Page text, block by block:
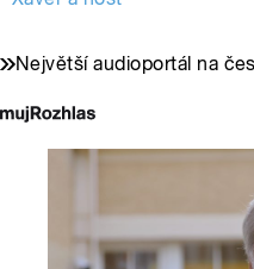
Největší audioportál na